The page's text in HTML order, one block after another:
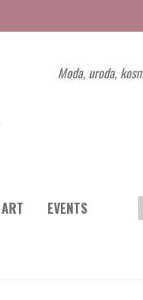
Moda, uroda,
ART EVENTS